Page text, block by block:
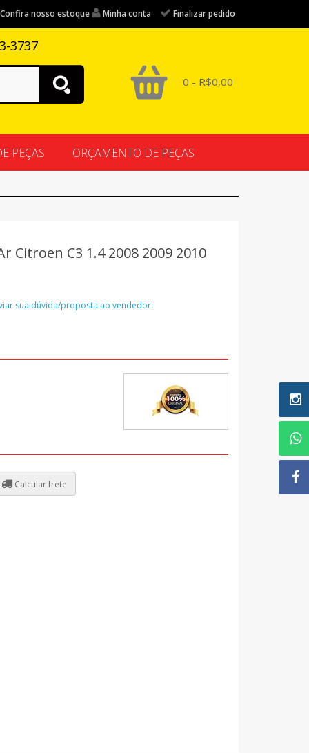
Confira nosso estoque Minha conta Finalizar pedido
3737
0 - R$0,00
PEÇAS ORÇAMENTO DE PEÇAS
Citroen C3 1.4 2008 2009 2010
sua dúvida/proposta ao vendedor:
Calcular frete